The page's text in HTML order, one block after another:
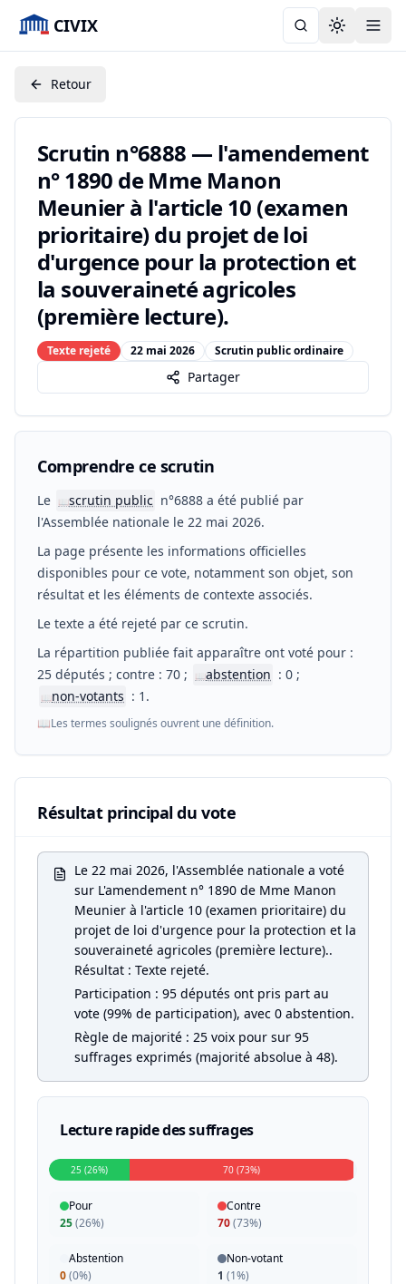
CIVIX Toggle
Retour
Scrutin n°6888 — l'amendement
n° 1890 de Mme Manon
Meunier à l'article 10 (examen
prioritaire) du projet de loi
d'urgence pour la protection et
la souveraineté agricoles
(première lecture).
Texte rejeté 22 mai 2026 Scrutin public ordinaire
Partager
Comprendre ce scrutin
Le 📖scrutin public n°6888 a été publié par
l'Assemblée nationale le 22 mai 2026.
La page présente les informations officielles
disponibles pour ce vote, notamment son objet, son
résultat et les éléments de contexte associés.
Le texte a été rejeté par ce scrutin.
La répartition publiée fait apparaître ont voté pour :
25 députés ; contre : 70 ;
📖abstention : 0 ;
📖non-votants : 1.
📖Les termes soulignés ouvrent une définition.
Résultat principal du vote
Le 22 mai 2026, l'Assemblée nationale a voté
sur L'amendement n° 1890 de Mme Manon
Meunier à l'article 10 (examen prioritaire) du
projet de loi d'urgence pour la protection et la
souveraineté agricoles (première lecture)..
Résultat : Texte rejeté.
Participation : 95 députés ont pris part au
vote (99% de participation), avec 0 abstention.
Règle de majorité : 25 voix pour sur 95
suffrages exprimés (majorité absolue à 48).
Lecture rapide des suffrages
25 (26%) 70 (73%)
Pour
25(26%)
Contre
70(73%)
Abstention
0(0%)
Non-votant
1 (1%)